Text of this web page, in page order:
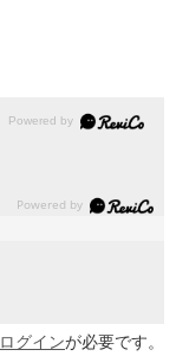
ログインが必要です。